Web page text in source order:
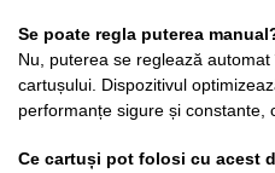
Se poate regla puterea
Nu, puterea se reglează
cartușului. Dispozitivul
performanțe sigure și constante,
Ce cartuși pot folosi cu acest